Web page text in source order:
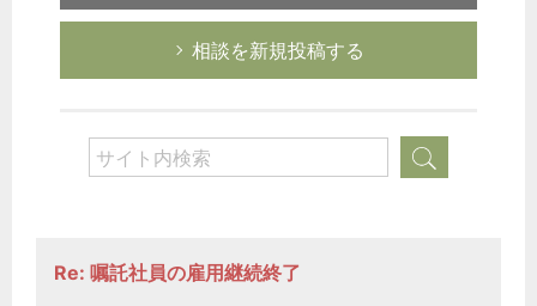
相談を新規投稿する
Re: 嘱託社員の雇用継続終了